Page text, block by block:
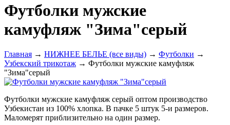
Футболки мужские
камуфляж "Зима"серый
Главная → НИЖНЕЕ БЕЛЬЕ (все виды) → Футболки →
Узбекский трикотаж → Футболки мужские камуфляж
"Зима"серый
Футболки мужские камуфляж серый оптом производство
Узбекистан из 100% хлопка. В пачке 5 штук 5-и размеров.
Маломерят приблизительно на один размер.